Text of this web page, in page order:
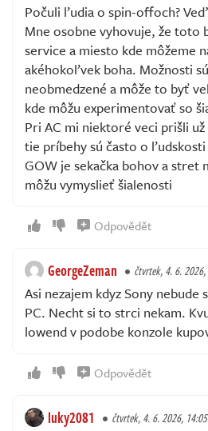
Počuli ľudia o spin-offoch?
Mne osobne vyhovuje, že toto
service a miesto kde môžeme
akéhokoľvek boha. Možnosti
neobmedzené a môže to byť
kde môžu experimentovať so
Pri AC mi niektoré veci prišli
tie príbehy sú často o
GOW je sekačka bohov a stret
môžu vymyslieť šialenosti
Odpovědět
GeorgeZeman čtvrtek, 4. 6.
Asi nezajem kdyz Sony nebude
PC. Necht si to strci nekam.
lowend v podobe konzole
Odpovědět
luky2081 čtvrtek, 4. 6. 2026, 14:05